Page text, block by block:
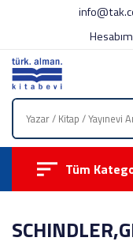
Hesabım
Tüm